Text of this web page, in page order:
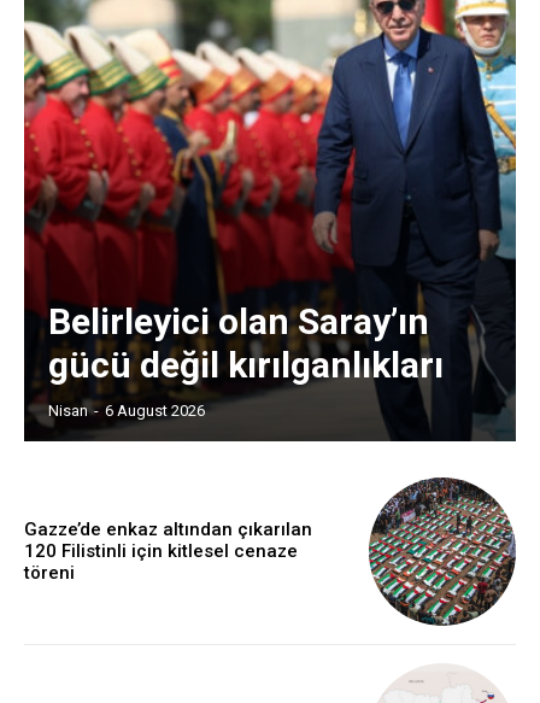
Belirleyici olan Saray’ın
gücü değil kırılganlıkları
Nisan - 6 August 2026
Gazze’de enkaz altından çıkarılan
120 Filistinli için kitlesel cenaze
töreni